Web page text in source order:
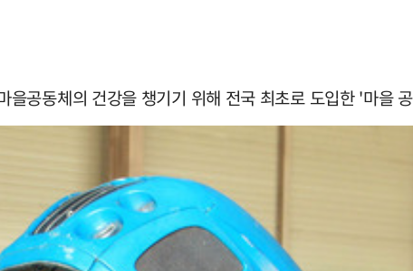
공동체의 건강을 챙기기 위해 전국 최초로 도입한 '마을